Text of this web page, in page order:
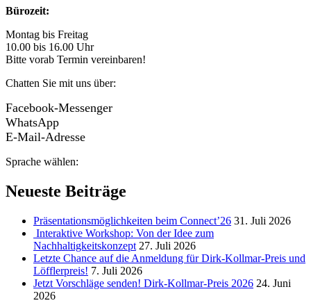
Bürozeit:
Montag bis Freitag
10.00 bis 16.00 Uhr
Bitte vorab Termin vereinbaren!
Chatten Sie mit uns über:
Facebook-Messenger
WhatsApp
E-Mail-Adresse
Sprache wählen:
Neueste Beiträge
Präsentationsmöglichkeiten beim Connect’26 31. Juli 2026
Interaktive Workshop: Von der Idee zum
Nachhaltigkeitskonzept 27. Juli 2026
Letzte Chance auf die Anmeldung für Dirk-Kollmar-Preis und
Löfflerpreis! 7. Juli 2026
Jetzt Vorschläge senden! Dirk-Kollmar-Preis 2026 24. Juni
2026